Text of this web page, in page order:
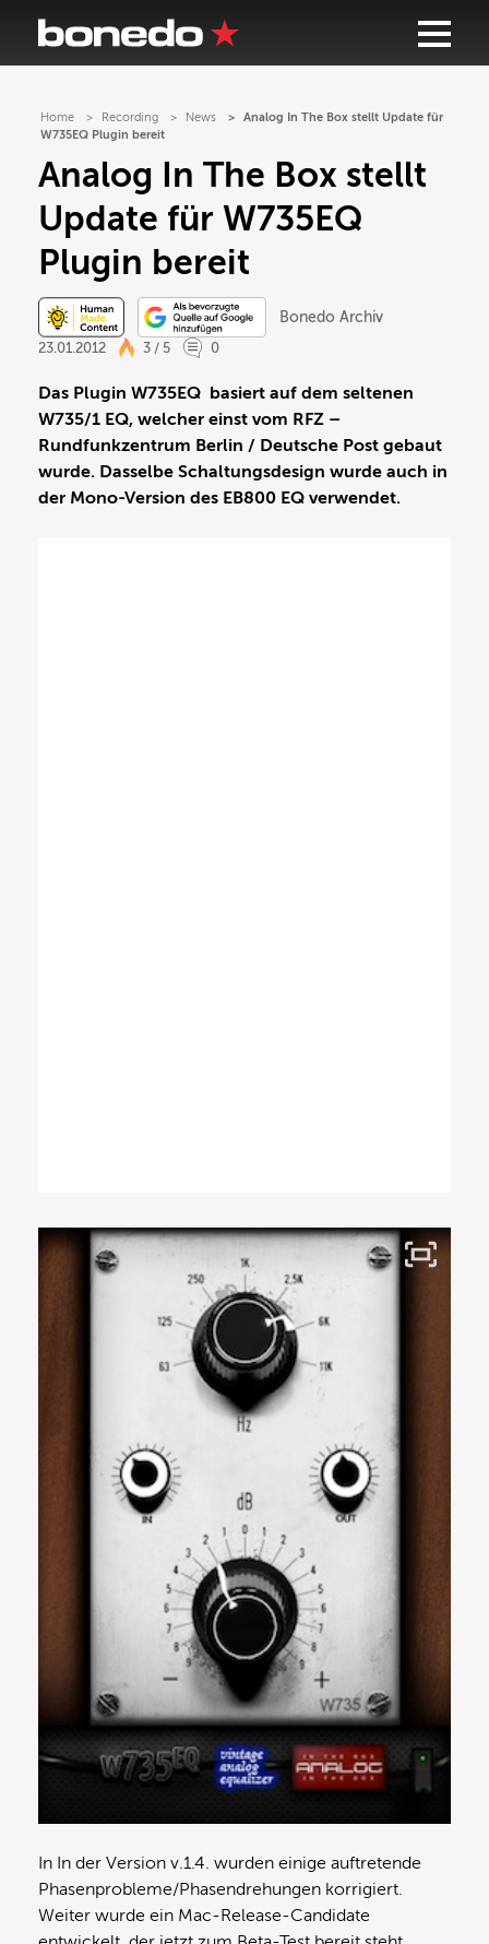
Home Recording News
Analog In The Box stellt Update für
W735EQ Plugin bereit
Analog In The Box stellt
Update für W735EQ
Plugin bereit
Bonedo Archiv
23.01.2012
3 / 5 0
Das Plugin W735EQ basiert auf dem seltenen
W735/1 EQ, welcher einst vom RFZ –
Rundfunkzentrum Berlin / Deutsche Post gebaut
wurde. Dasselbe Schaltungsdesign wurde auch in
der Mono-Version des EB800 EQ verwendet.
In In der Version v.1.4. wurden einige auftretende
Phasenprobleme/Phasendrehungen korrigiert.
Weiter wurde ein Mac-Release-Candidate